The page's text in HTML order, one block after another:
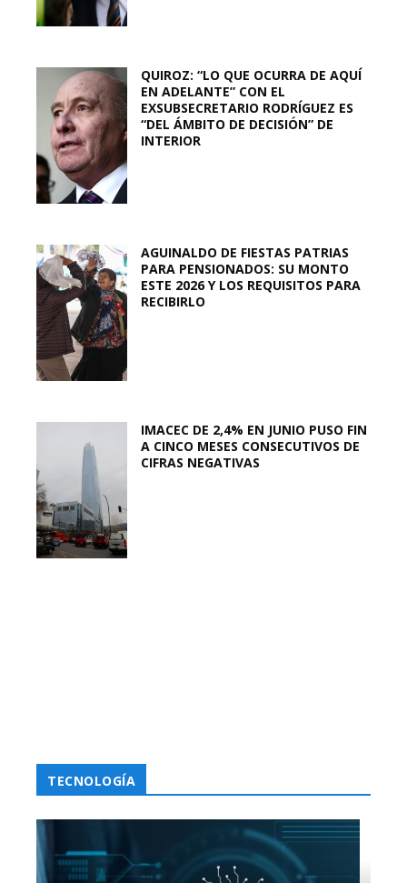
QUIROZ: “LO QUE OCURRA DE AQUÍ
EN ADELANTE” CON EL
EXSUBSECRETARIO RODRÍGUEZ ES
“DEL ÁMBITO DE DECISIÓN” DE
INTERIOR
AGUINALDO DE FIESTAS PATRIAS
PARA PENSIONADOS: SU MONTO
ESTE 2026 Y LOS REQUISITOS PARA
RECIBIRLO
IMACEC DE 2,4% EN JUNIO PUSO FIN
A CINCO MESES CONSECUTIVOS DE
CIFRAS NEGATIVAS
TECNOLOGÍA